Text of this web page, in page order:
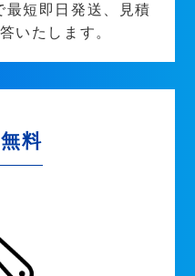
最短即日発送、見積
いたします。
料